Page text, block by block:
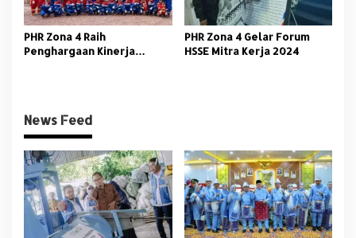
PHR Zona 4 Raih
Penghargaan Kinerja
PHR Zona 4 Gelar Forum
HSSE Mitra Kerja 2024
News Feed